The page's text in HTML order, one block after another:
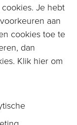
Je hebt
aan
cookies toe te
dan
Klik hier om